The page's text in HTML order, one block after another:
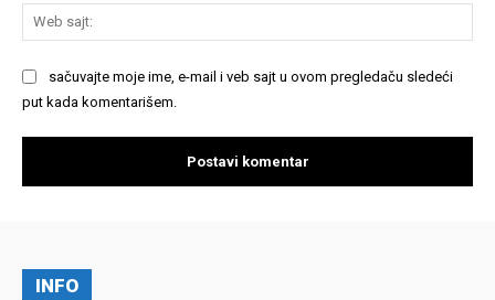
sačuvajte moje ime, e-mail i veb sajt u ovom pregledaču sledeći
put kada komentarišem.
INFO